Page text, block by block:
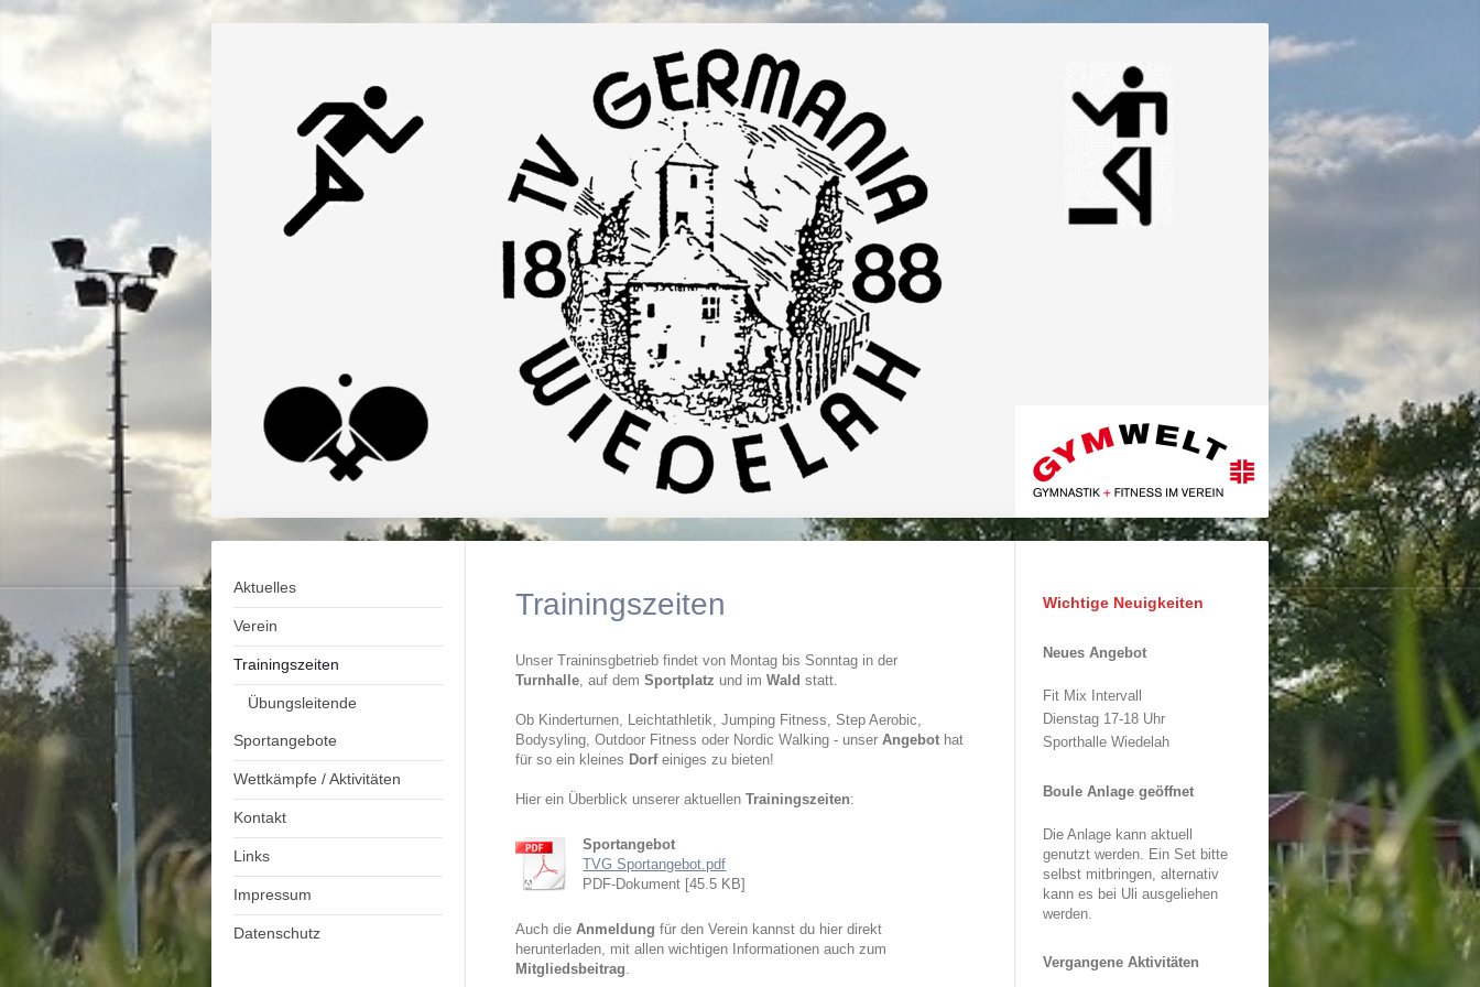
Aktuelles
Verein
Trainingszeiten
Übungsleitende
Sportangebote
Wettkämpfe / Aktivitäten
Kontakt
Links
Impressum
Datenschutz
Trainingszeiten
Unser Traininsgbetrieb findet von Montag bis Sonntag in der
Turnhalle, auf demSportplatz und imWald statt.
Ob Kinderturnen, Leichtathletik, Jumping Fitness, Step Aerobic,
Bodysyling, Outdoor Fitness oder Nordic Walking - unserAngebot hat
für so ein kleines Dorfeiniges zu bieten!
Hier ein Überblick unserer aktuellenTrainingszeiten:
Sportangebot
TVG Sportangebot.pdf
PDF-Dokument [45.5 KB]
Auch dieAnmeldung für den Verein kannst du hier direkt
herunterladen, mit allen wichtigen Informationen auch zum
Mitgliedsbeitrag.
Wichtige Neuigkeiten
Neues Angebot
Fit Mix Intervall
Dienstag 17-18 Uhr
Sporthalle Wiedelah
Boule Anlage geöffnet
Die Anlage kann aktuell
genutzt werden. Ein Set bitte
selbst mitbringen, alternativ
kann es bei Uli ausgeliehen
werden.
Vergangene Aktivitäten